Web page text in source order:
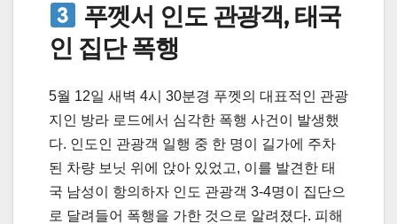
푸껫서 인도 관광객, 태국
인 집단 폭행
5월 12일 새벽 4시 30분경 푸껫의 대표적인 관광
지인 방라 로드에서 심각한 폭행 사건이 발생했
다. 인도인 관광객 일행 중 한 명이 길가에 주차
된 차량 보닛 위에 앉아 있었고, 이를 발견한 태
국 남성이 항의하자 인도 관광객 3-4명이 집단으
로 달려들어 폭행을 가한 것으로 알려졌다. 피해